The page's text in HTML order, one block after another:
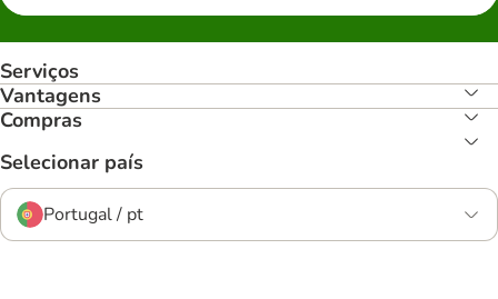
Serviços
Vantagens
Compras
Selecionar país
Portugal / pt